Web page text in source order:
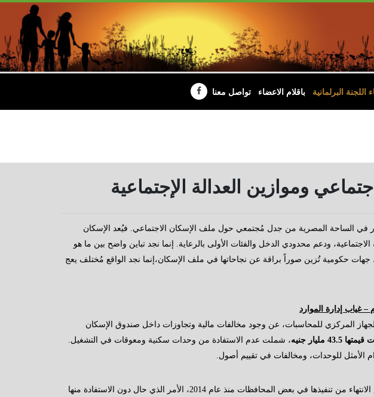
اللجنة البرلمانية باقلام الاعضاء تواصل معنا
وموازين العدالة الإجتماعية
يثار في الساحة المصرية من جدل مُجتمعي حول ملف الإسكان الاجتماعي. فيُعد الإسكان
ودعم محدودي الدخل والفئات الأولى بالرعاية. إنما نجد تباين واضح بين ما هو
حكومية تُزين صوراً براقة عن نجاحاتها في ملف الإسكان،إنما نجد الواقع مُختلف يعج
– غياب إدارة الموارد
المركزي للمحاسبات، عن وجود مخالفات مالية وتجاوزات داخل صندوق الإسكان
43.5 مليار جنيه
، شملت عدم الاستفادة من وحدات سكنية ومعوقات في التشغيل.
الأمثل للوحدات، ومخالفات في تقييم أصول.
لم يتم الانتهاء من تنفيذها في بعض المحافظات منذ عام 2014، الأمر الذي حال دون الاستفادة منها